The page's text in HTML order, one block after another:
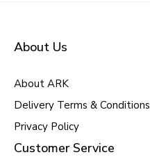
About Us
About ARK
Delivery Terms & Conditions
Privacy Policy
Customer Service